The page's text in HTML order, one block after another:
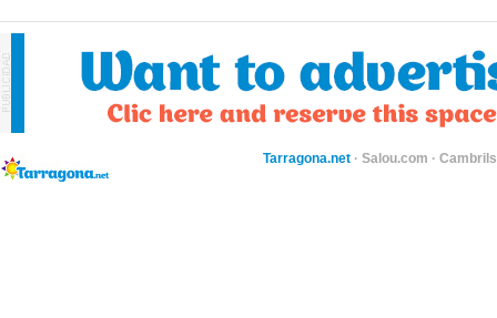
Tarragona.net · Salou.com ·